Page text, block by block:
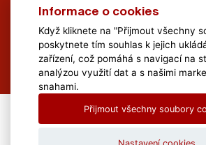
All Rights Reserved Muzeum Brněnska ©
Informace o cookies
Když kliknete na "Přijmout všechny
poskytnete tím souhlas k jejich
zařízení, což pomáhá s navigací na
analýzou využití dat a s našimi
snahami.
Přijmout všechny soubory